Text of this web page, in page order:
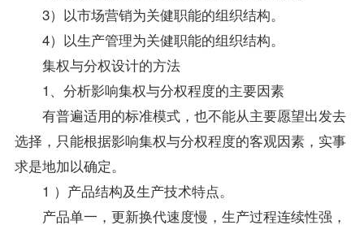
3）以市场营销为关健职能的组织结构。
4）以生产管理为关健职能的组织结构。
集权与分权设计的方法
1、分析影响集权与分权程度的主要因素
有普遍适用的标准模式，也不能从主要愿望出发去
选择，只能根据影响集权与分权程度的客观因素，实事
求是地加以确定。
1 ）产品结构及生产技术特点。
产品单一，更新换代速度慢，生产过程连续性强，